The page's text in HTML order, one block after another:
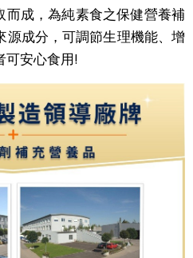
而成，為純素食之保健營養補
源成分，可調節生理機能、增
可安心食用!